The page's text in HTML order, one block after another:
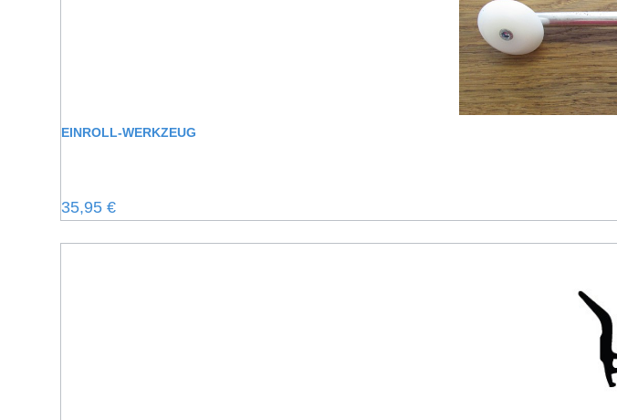
EINROLL-WERKZEUG
Regulärer Preis:
35,95 €